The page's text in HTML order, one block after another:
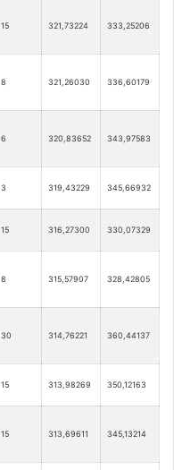
15 321,73224 333,25206
8 321,26030 336,60179
6 320,83652 343,97583
3 319,43229 345,66932
15 316,27300 330,07329
8 315,57907 328,42805
30 314,76221 360,44137
15 313,98269 350,12163
15 313,69611 345,13214